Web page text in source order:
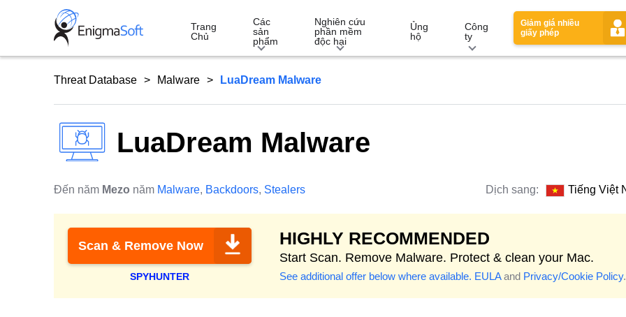
Trang
Chủ
Các
sản
phẩm
Nghiên cứu
phần mềm
độc hại
Ủng
hộ
Công
ty
Giảm giá nhiều
giấy phép
Threat Database Malware LuaDream Malware
LuaDream Malware
Đến năm Mezo năm Malware, Backdoors, Stealers Dịch sang: Tiếng Việt
Scan & Remove Now
SPYHUNTER
HIGHLY RECOMMENDED
Start Scan. Remove Malware. Protect & clean your Mac.
See additional offer below where available. EULAand Privacy/Cookie Policy.